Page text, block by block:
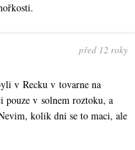
před 12 roky
v Recku v tovarne na
v solnem roztoku, a
kolik dni se to maci, ale